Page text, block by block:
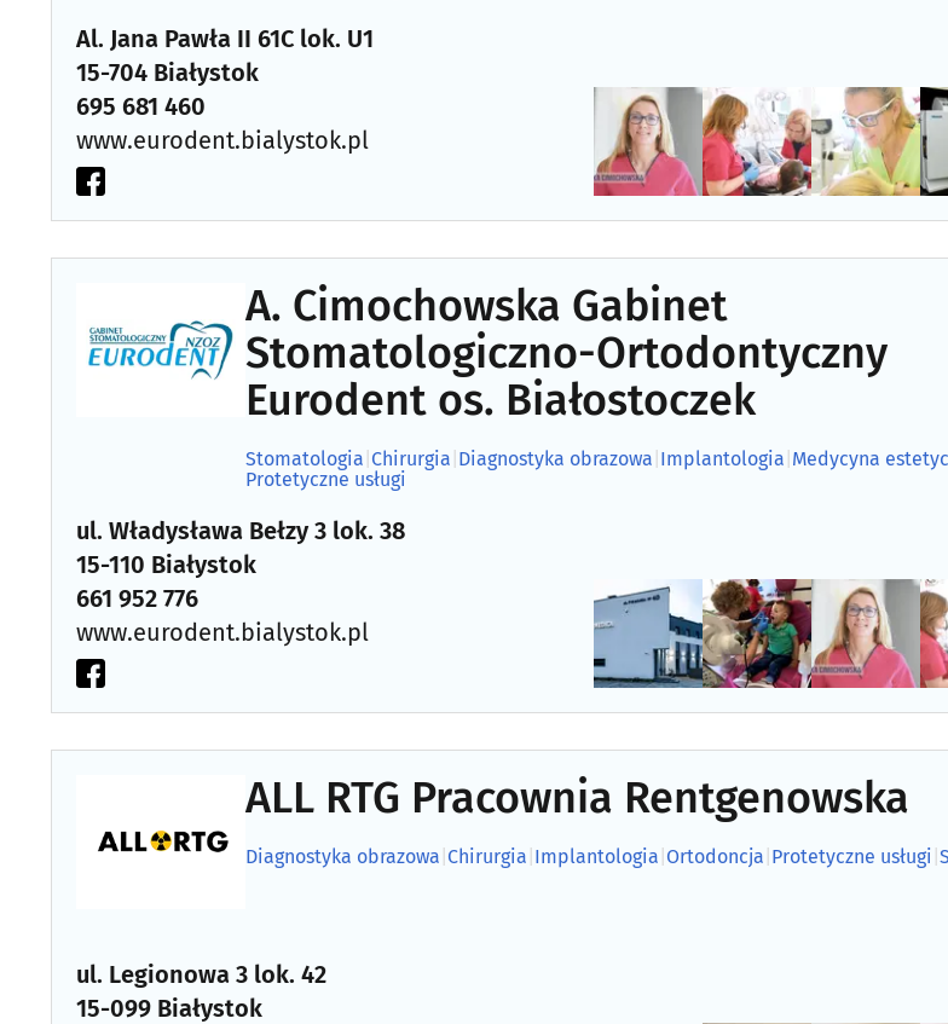
Al. Jana Pawła II 61C lok. U1
15-704 Białystok
695 681 460
www.eurodent.bialystok.pl
A. Cimochowska Gabinet
Stomatologiczno-Ortodontyczny
Eurodent os. Białostoczek
Stomatologia Chirurgia Diagnostyka obrazowa Implantologia Medycyna
Protetyczne usługi
ul. Władysława Bełzy 3 lok. 38
15-110 Białystok
661 952 776
www.eurodent.bialystok.pl
ALL RTG Pracownia Rentgenowska
Diagnostyka obrazowa Chirurgia Implantologia Ortodoncja Protetyczne usługi
ul. Legionowa 3 lok. 42
15-099 Białystok